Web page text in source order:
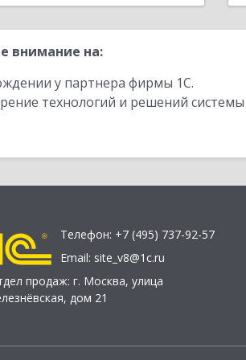
внимание на:
у партнера фирмы 1С.
технологий и решений
Телефон: +7 (495) 737-92-57
Email: site_v8@1c.ru
продаж: г. Москва, улица
дом 21